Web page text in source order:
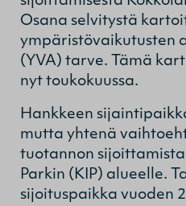
Osana selvitystä
ympäristövaikutusten
(YVA) tarve. Tämä
nyt toukokuussa.
Hankkeen
mutta yhtenä
tuotannon sijoittamista
Parkin (KIP) alueelle.
sijoituspaikka vuoden